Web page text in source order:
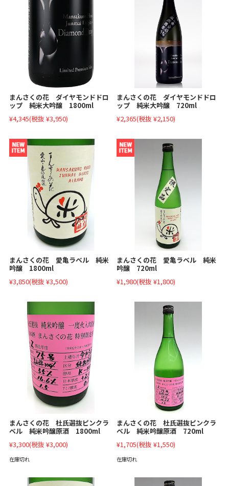
まんさくの花 ダイヤモンドドロ
ップ 純米大吟醸 1800ml
¥4,345(税抜 ¥3,950)
まんさくの花 ダイヤモンドドロ
ップ 純米大吟醸 720ml
¥2,365(税抜 ¥2,150)
まんさくの花 愛亀ラベル 純米
吟醸 1800ml
¥3,850(税抜 ¥3,500)
まんさくの花 愛亀ラベル 純米
吟醸 720ml
¥1,980(税抜 ¥1,800)
まんさくの花 杜氏選抜ピンクラ
ベル 純米吟醸原酒 1800ml
¥3,300(税抜 ¥3,000)
在庫切れ
まんさくの花 杜氏選抜ピンクラ
ベル 純米吟醸原酒 720ml
¥1,705(税抜 ¥1,550)
在庫切れ